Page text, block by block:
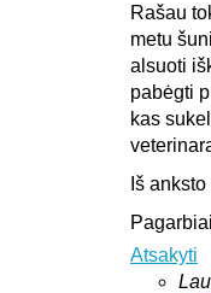
Rašau
metu
alsuoti
pabėgti
kas
Iš
Atsakyti